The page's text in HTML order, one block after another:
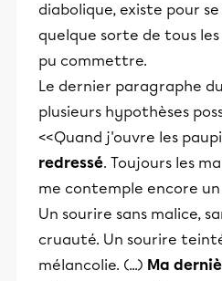
diabolique, existe pour
quelque sorte de tous
pu commettre.
Le dernier paragraphe du
plusieurs hypothèses
<<Quand j'ouvre les
redressé. Toujours les
me contemple encore
Un sourire sans malice,
cruauté. Un sourire
mélancolie. (...) Ma